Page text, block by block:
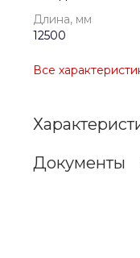
Длина, мм
12500
Все
Документы